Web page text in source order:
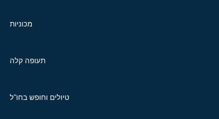
מכוניות
תעופה קלה
טיולים וחופש בחו"ל